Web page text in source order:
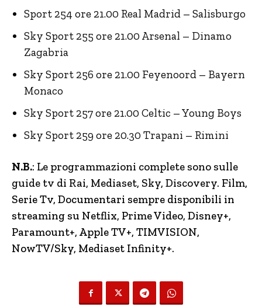
Sport 254 ore 21.00 Real Madrid – Salisburgo
Sky Sport 255 ore 21.00 Arsenal – Dinamo
Zagabria
Sky Sport 256 ore 21.00 Feyenoord – Bayern
Monaco
Sky Sport 257 ore 21.00 Celtic – Young Boys
Sky Sport 259 ore 20.30 Trapani – Rimini
N.B.: Le programmazioni complete sono sulle
guide tv di Rai, Mediaset, Sky, Discovery. Film,
Serie Tv, Documentari sempre disponibili in
streaming su Netflix, Prime Video, Disney+,
Paramount+, Apple TV+, TIMVISION,
NowTV/Sky, Mediaset Infinity+.